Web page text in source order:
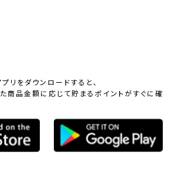
リをダウンロードすると、
商品金額に応じて貯まるポイントがすぐに確